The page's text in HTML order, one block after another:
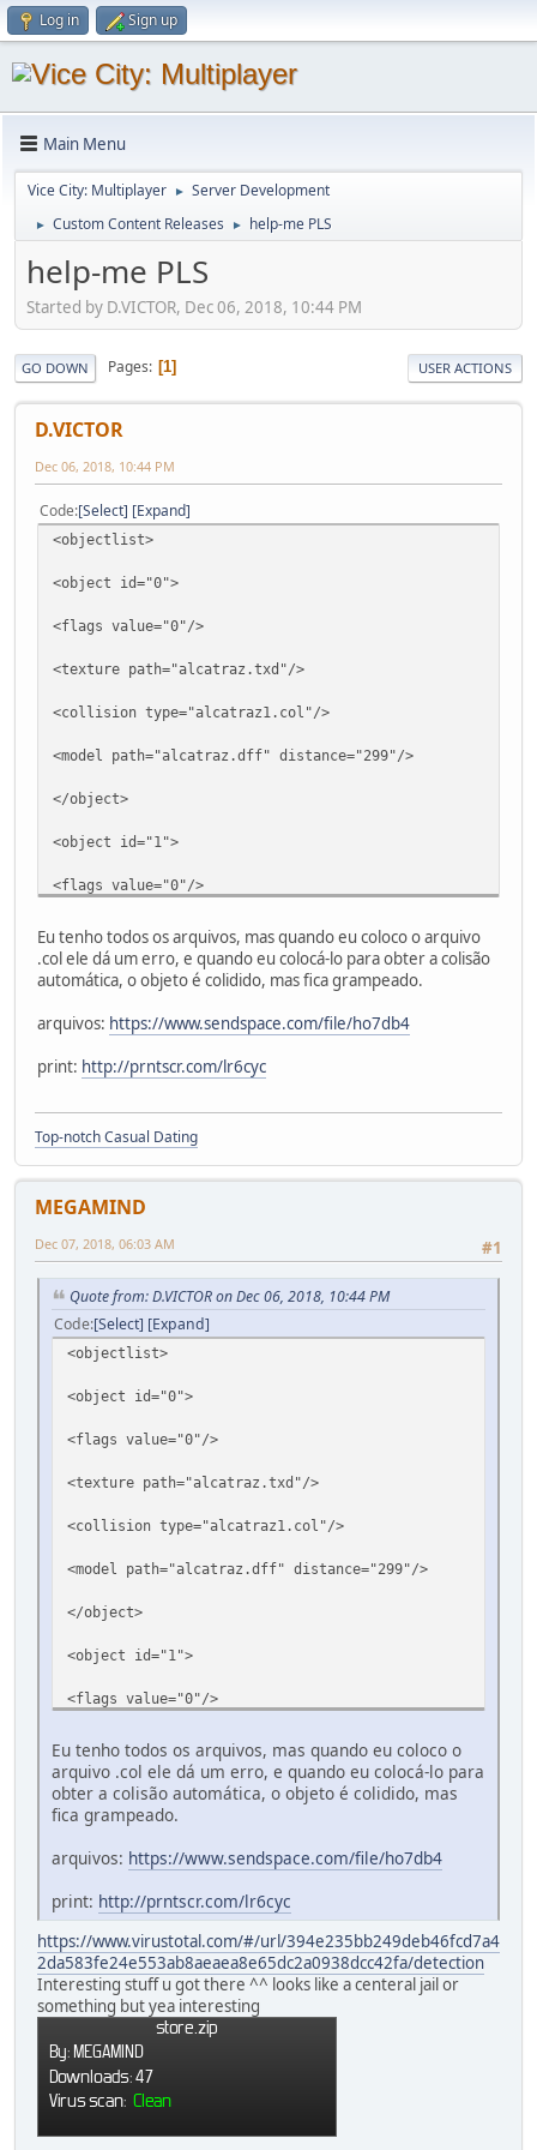
Log in Sign up
Main Menu
Vice City: Multiplayer ► Server Development
► Custom Content Releases ► help-me PLS
help-me PLS
Started by D.VICTOR, Dec 06, 2018, 10:44 PM
GO DOWN Pages 1 USER ACTIONS
D.VICTOR
Dec 06, 2018, 10:44 PM
Code Select Expand
<objectlist>
<object id="0">
<flags value="0"/>
<texture path="alcatraz.txd"/>
<collision type="alcatraz1.col"/>
<model path="alcatraz.dff" distance="299"/>
</object>
<object id="1">
<flags value="0"/>
<texture path="alcatraz2.txd"/>
<collision type="dealcatraz.col"/>
<model path="alcatraz2.dff" distance="299"/>
</object>
Eu tenho todos os arquivos, mas quando eu coloco o arquivo
.col ele dá um erro, e quando eu colocá-lo para obter a colisão
automática, o objeto é colidido, mas fica grampeado.
arquivos: https://www.sendspace.com/file/ho7db4
print: http://prntscr.com/lr6cyc
Top-notch Сasual Dating
MEGAMIND
#1
Dec 07, 2018, 06:03 AM
Quote from: D.VICTOR on Dec 06, 2018, 10:44 PM
Code Select Expand
<objectlist>
<object id="0">
<flags value="0"/>
<texture path="alcatraz.txd"/>
<collision type="alcatraz1.col"/>
<model path="alcatraz.dff" distance="299"/>
</object>
<object id="1">
<flags value="0"/>
<texture path="alcatraz2.txd"/>
<collision type="dealcatraz.col"/>
<model path="alcatraz2.dff" distance="299"/>
</object>
</objectlist>
Eu tenho todos os arquivos, mas quando eu coloco o
arquivo .col ele dá um erro, e quando eu colocá-lo para
obter a colisão automática, o objeto é colidido, mas
fica grampeado.
arquivos: https://www.sendspace.com/file/ho7db4
print: http://prntscr.com/lr6cyc
https://www.virustotal.com/#/url/394e235bb249deb46fcd7a4
2da583fe24e553ab8aeaea8e65dc2a0938dcc42fa/detection
Interesting stuff u got there ^^ looks like a centeral jail or
something but yea interesting